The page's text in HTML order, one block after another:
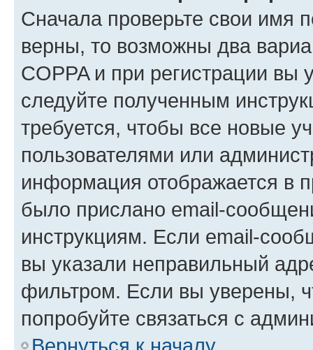
Сначала проверьте свои имя
верны, то возможны два
COPPA и при регистрации вы
следуйте полученным
требуется, чтобы все новые
пользователями или
информация отображается в
было прислано email-
инструкциям. Если email-
вы указали неправильный
фильтром. Если вы уверены,
попробуйте связаться с
Вернуться к началу